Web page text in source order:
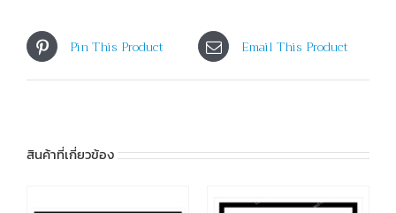
Pin This Product Email This Product
สินค้าที่เกี่ยวข้อง